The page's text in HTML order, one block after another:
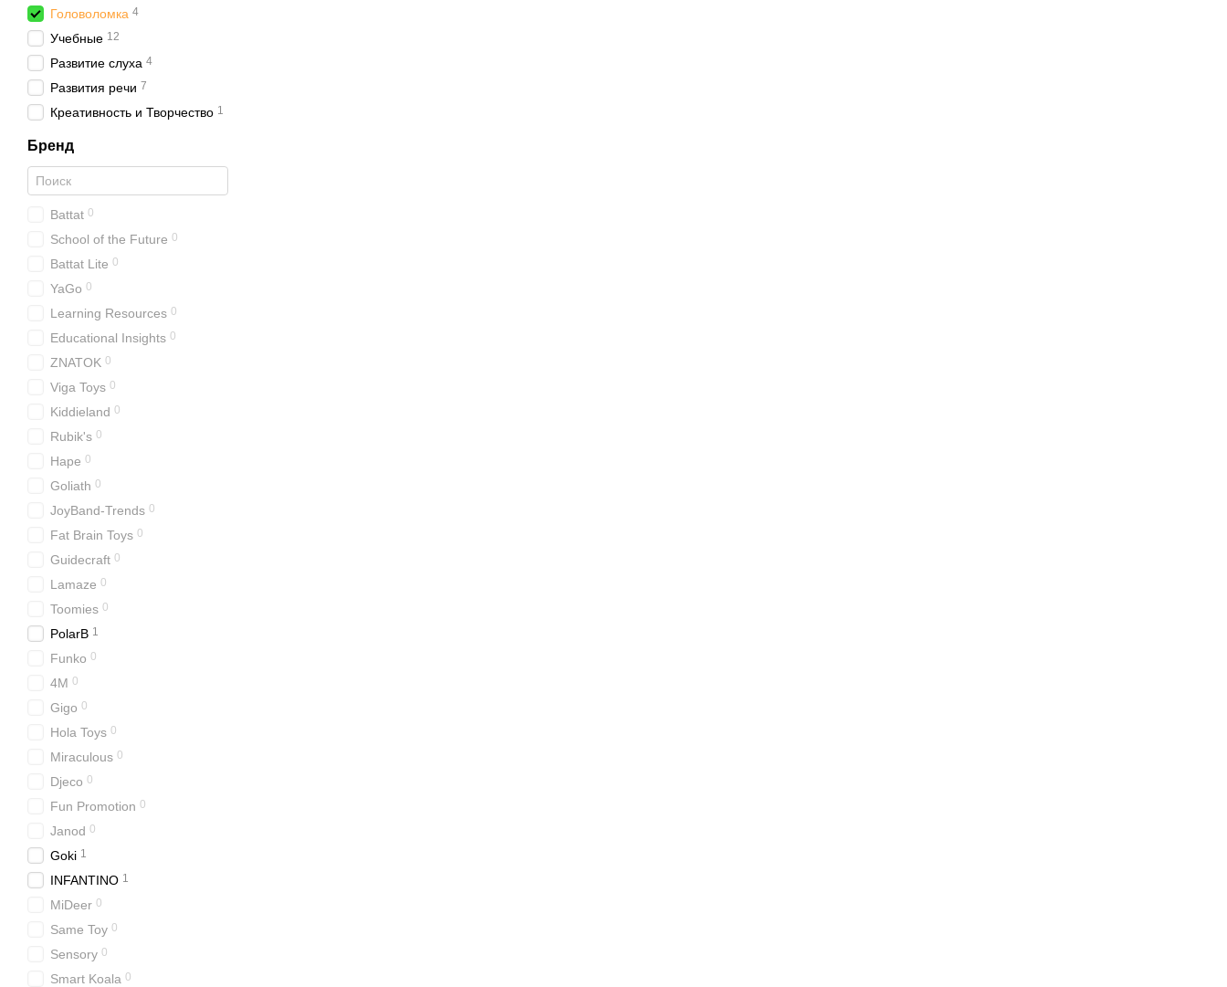
Головоломка 4
Учебные 12
Развитие слуха 4
Развития речи 7
Креативность и Творчество 1
Бренд
Battat 0
School of the Future 0
Battat Lite 0
YaGo 0
Learning Resources 0
Educational Insights 0
ZNATOK 0
Viga Toys 0
Kiddieland 0
Rubik's 0
Hape 0
Goliath 0
JoyBand-Trends 0
Fat Brain Toys 0
Guidecraft 0
Lamaze 0
Toomies 0
PolarB 1
Funko 0
4M 0
Gigo 0
Hola Toys 0
Miraculous 0
Djeco 0
Fun Promotion 0
Janod 0
Goki 1
INFANTINO 1
MiDeer 0
Same Toy 0
Sensory 0
Smart Koala 0